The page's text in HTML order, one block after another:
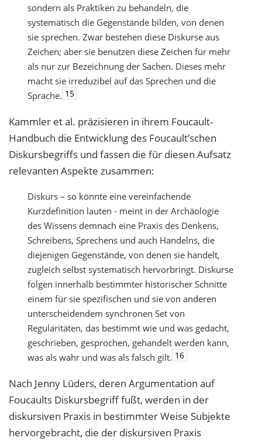
sondern als Praktiken zu behandeln, die
systematisch die Gegenstände bilden, von denen
sie sprechen. Zwar bestehen diese Diskurse aus
Zeichen; aber sie benutzen diese Zeichen für mehr
als nur zur Bezeichnung der Sachen. Dieses mehr
macht sie irreduzibel auf das Sprechen und die
Sprache. 15
Kammler et al. präzisieren in ihrem Foucault-
Handbuch die Entwicklung des Foucault’schen
Diskursbegriffs und fassen die für diesen Aufsatz
relevanten Aspekte zusammen:
Diskurs – so könnte eine vereinfachende
Kurzdefinition lauten - meint in der Archäologie
des Wissens demnach eine Praxis des Denkens,
Schreibens, Sprechens und auch Handelns, die
diejenigen Gegenstände, von denen sie handelt,
zugleich selbst systematisch hervorbringt. Diskurse
folgen innerhalb bestimmter historischer Schnitte
einem für sie spezifischen und sie von anderen
unterscheidendem synchronen Set von
Regularitäten, das bestimmt wie und was gedacht,
geschrieben, gesprochen, gehandelt werden kann,
was als wahr und was als falsch gilt. 16
Nach Jenny Lüders, deren Argumentation auf
Foucaults Diskursbegriff fußt, werden in der
diskursiven Praxis in bestimmter Weise Subjekte
hervorgebracht, die der diskursiven Praxis